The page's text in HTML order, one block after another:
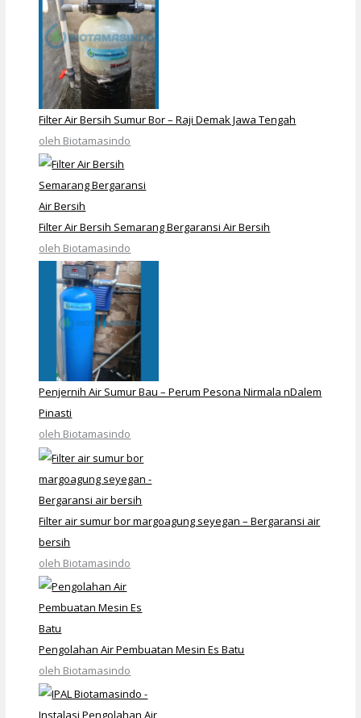
Filter Air Bersih Sumur Bor – Raji Demak Jawa Tengah
oleh Biotamasindo
Filter Air Bersih Semarang Bergaransi Air Bersih
oleh Biotamasindo
Penjernih Air Sumur Bau – Perum Pesona Nirmala nDalem
Pinasti
oleh Biotamasindo
Filter air sumur bor margoagung seyegan – Bergaransi air
bersih
oleh Biotamasindo
Pengolahan Air Pembuatan Mesin Es Batu
oleh Biotamasindo